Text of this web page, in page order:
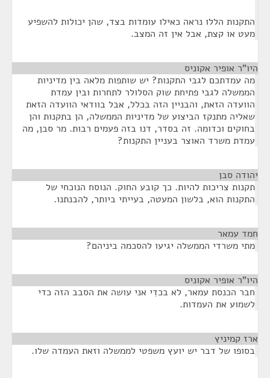
התקנות הללו נראה כאילו עומדות בצד, שהן יכולות להשפיע
מעט או קצת, אבל אין זה המצב.
היו"ר אופיר אקוניס
מה עמדתכם לגבי התקנות? יש שותפות מלאה בין מדיניות
הממשלה לגבי פתיחת שוק הסלולר לתחרות ובין עמדת
הוועדה הזאת, והבניין הזה בכלל, אבל בוודאי הוועדה הזאת
שאליה מתנקז הביצוע של מדיניות הממשלה, הן בתקנות והן
בחוקים וכדומה. זה בסדר, דנו בזה פעמים רבות. מר סבן, מה
עמדת משרד האוצר בעניין התקנות?
יהודה סבן
תקנות צריכות להיות. כך קובע החוק. הנוסח הנוכחי של
התקנות הוא, בלשון המעטה, בעייתי ביותר, להבנתנו.
חמד עמאר
מתי משרדי הממשלה יגיעו להסכמה ביניהם?
היו"ר אופיר אקוניס
חבר הכנסת עמאר, לא בכדִי אני עושה את הסבב הזה כדי
לשמוע את העמדות.
ארז קמיניץ
בסופו של דבר יש יועץ משפטי לממשלה וזאת העמדה שלו.